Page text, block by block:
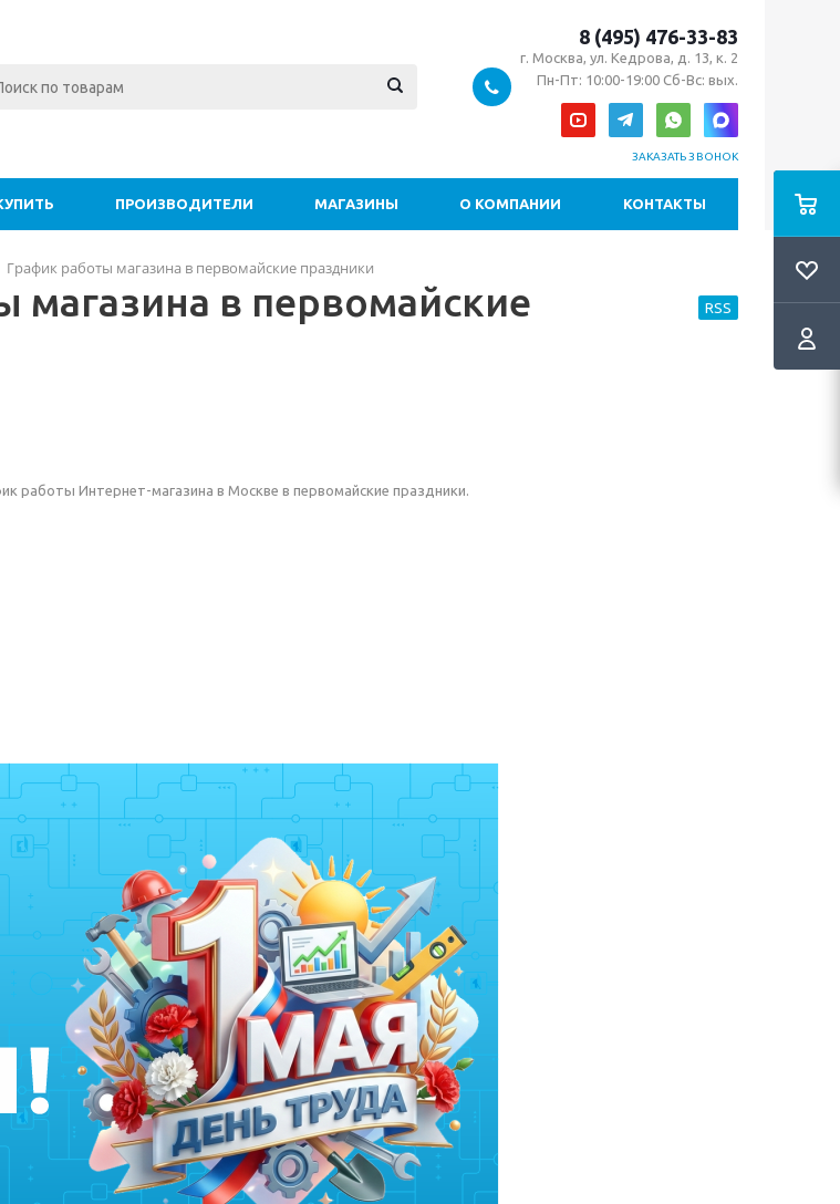
8 (495) 476-33-83
г. Москва, ул. Кедрова, д. 13, к. 2
Пн-Пт: 10:00-19:00 Сб-Вс: вых.
ЗАКАЗАТЬ ЗВОНОК
ПРОИЗВОДИТЕЛИ МАГАЗИНЫ О КОМПАНИИ КОНТАКТЫ
График работы магазина в первомайские праздники
магазина в первомайские
RSS
работы Интернет-магазина в Москве в первомайские праздники.